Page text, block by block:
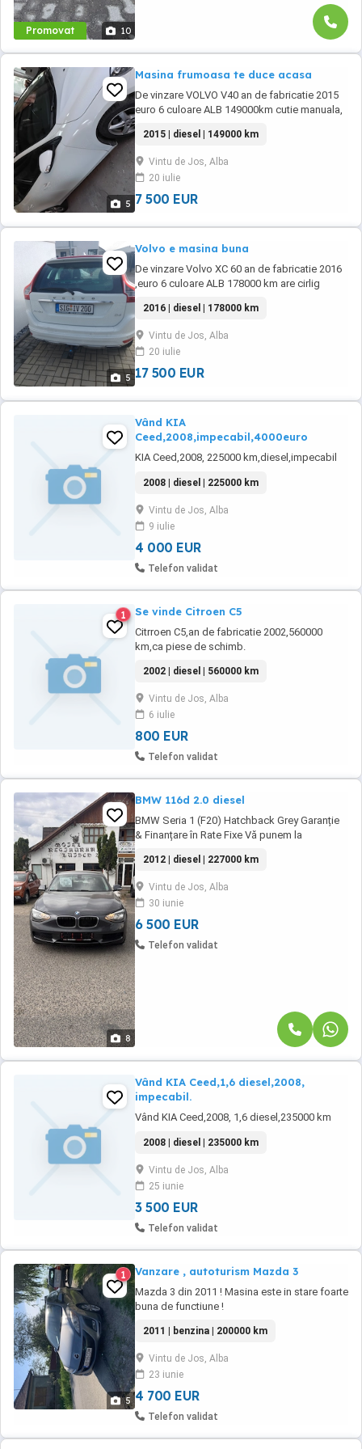
Promovat 10
5
Masina frumoasa te duce acasa
De vinzare VOLVO V40 an de fabricatie 2015
euro 6 culoare ALB 149000km cutie manuala,
2015 | diesel | 149000 km
Vintu de Jos, Alba
20 iulie
7 500 EUR
5
Volvo e masina buna
De vinzare Volvo XC 60 an de fabricatie 2016
,euro 6 culoare ALB 178000 km are cirlig
MOTORINA cutie de viteza manual, interior
curat .....asteapta cumparatorul...
2016 | diesel | 178000 km
Vintu de Jos, Alba
20 iulie
17 500 EUR
Vând KIA
Ceed,2008,impecabil,4000euro
KIA Ceed,2008, 225000 km,diesel,impecabil
2008 | diesel | 225000 km
Vintu de Jos, Alba
9 iulie
4 000 EUR
Telefon validat
1 Se vinde Citroen C5
Citrroen C5,an de fabricatie 2002,560000
km,ca piese de schimb.
2002 | diesel | 560000 km
Vintu de Jos, Alba
6 iulie
800 EUR
Telefon validat
8
BMW 116d 2.0 diesel
BMW Seria 1 (F20) Hatchback Grey Garanție
& Finanțare în Rate Fixe Vă punem la
foarte bine întreținut, într-o nuanță deosebită
de gri șobolan (Grey Metallic). Este mașina
ideală pentru cei care caută un raport perfect
între consum redus, manevrabilitate excelentă
...
2012 | diesel | 227000 km
Vintu de Jos, Alba
30 iunie
6 500 EUR
Telefon validat
Vând KIA Ceed,1,6 diesel,2008,
impecabil.
Vând KIA Ceed,2008, 1,6 diesel,235000 km
2008 | diesel | 235000 km
Vintu de Jos, Alba
25 iunie
3 500 EUR
Telefon validat
5
1 Vanzare , autoturism Mazda 3
Mazda 3 din 2011 ! Masina este in stare foarte
buna de functiune !
2011 | benzina | 200000 km
Vintu de Jos, Alba
23 iunie
4 700 EUR
Telefon validat